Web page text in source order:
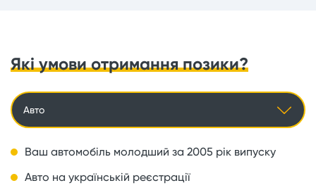
Які умови отримання позики?
Авто
Ваш автомобіль молодший за 2005 рік випуску
Авто на українській реєстрації